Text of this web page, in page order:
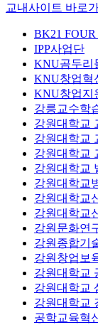
교내사이트 바로가
BK21
IPP사업단
KNU곰두리
KNU창업혁
KNU창업지
강릉교수학
강원대학교
강원대학교
강원대학교
강원대학교
강원대학교
강원대학교
강원대학교
강원문화연
강원종합기
강원창업보
강원대학교
강원대학교
강원대학교
공학교육혁